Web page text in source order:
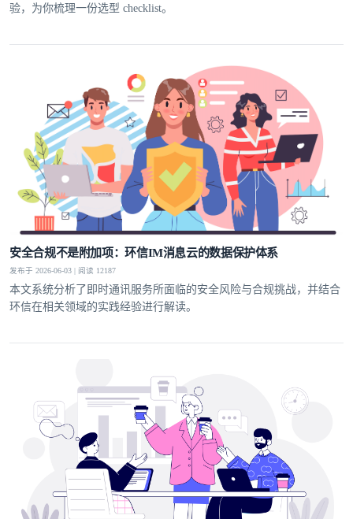
验，为你梳理一份选型 checklist。
安全合规不是附加项：环信IM消息云的数据保护体系
发布于 2026-06-03 | 阅读 12187
本文系统分析了即时通讯服务所面临的安全风险与合规挑战，并结合
环信在相关领域的实践经验进行解读。